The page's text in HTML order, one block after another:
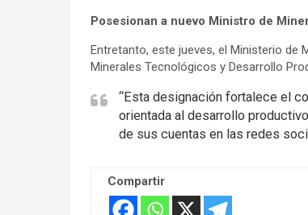
Posesionan a nuevo Ministro de
Entretanto, este jueves, el Ministerio de
Minerales Tecnológicos y Desarrollo
“Esta designación fortalece el
orientada al desarrollo
de sus cuentas en las redes
Compartir